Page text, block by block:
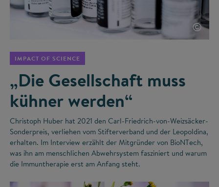
©
IMPACT OF SCIENCE
„Die Gesellschaft muss
kühner werden“
Christoph Huber hat 2021 den Carl-Friedrich-von-Weizsäcker-
Sonderpreis, verliehen vom Stifterverband und der Leopoldina,
erhalten. Im Interview erzählt der Mitgründer von BioNTech,
was ihn am menschlichen Abwehrsystem fasziniert und warum
die Immuntherapie erst am Anfang steht.